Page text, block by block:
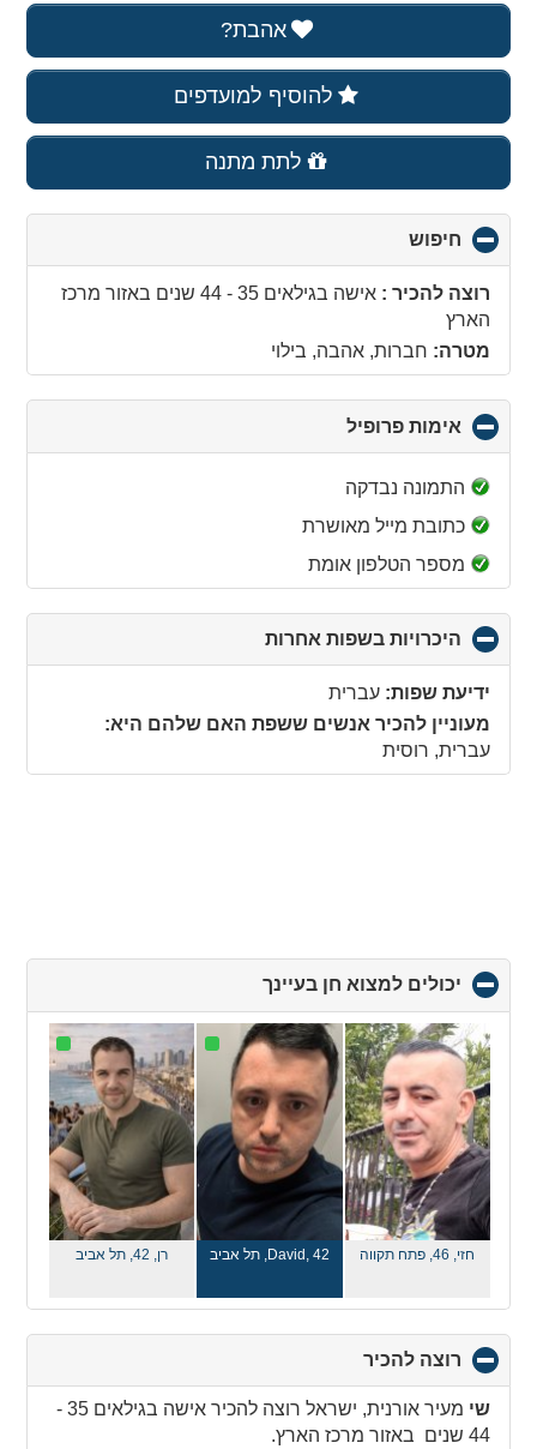
אהבת?
להוסיף למועדפים
לתת מתנה
חיפוש
to
collapseרוצה להכיר :אישה בגילאים 35 - 44 שנים באזור מרכז
הארץ
מטרה: חברות, אהבה, בילוי
אימות פרופיל
to
התמונה נבדקה
כתובת מייל מאושרת
מספר הטלפון אומת
היכרויות בשפות אחרות
to
ידיעת שפות: עברית
מעוניין להכיר אנשים ששפת האם שלהם היא:
עברית, רוסית
יכולים למצוא חן בעיינך
to
collapse
contents
חזי, 46, פתח תקווה David, 42, תל אביב רן, 42, תל אביב
רוצה להכיר
to
collapse
contents
שי
מעיר אורנית, ישראל רוצה להכיר אישה בגילאים 35 -
44 שנים באזור מרכז הארץ.